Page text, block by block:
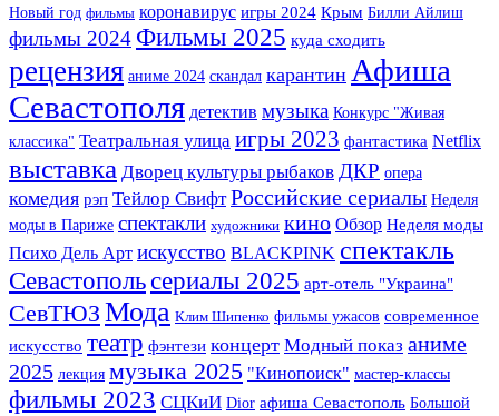
Новый год фильмы коронавирус игры 2024 Крым Билли Айлиш
фильмы 2024 Фильмы 2025 куда сходить
рецензия аниме 2024 скандал карантин Афиша
Севастополя детектив музыка Конкурс "Живая
классика" Театральная улица игры 2023 фантастика Netflix
выставка Дворец культуры рыбаков ДКР опера
комедия рэп Тейлор Свифт Российские сериалы Неделя
моды в Париже спектакли художники кино Обзор Неделя моды
Психо Дель Арт искусство BLACKPINK спектакль
Севастопольсериалы 2025 арт-отель "Украина"
СевТЮЗ Мода Клим Шипенко фильмы ужасов современное
искусство театр фэнтези концерт Модный показ аниме
2025 лекция музыка 2025 "Кинопоиск" мастер-классы
фильмы 2023 СЦКиИ Dior афиша Севастополь Большой